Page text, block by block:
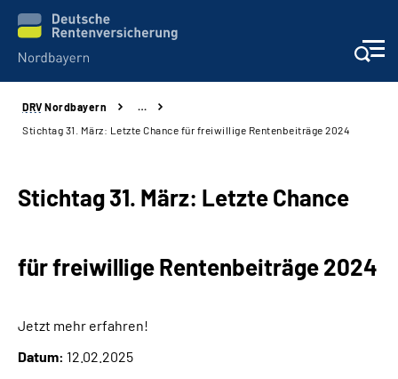
Online-Services
Beratung und Kontakt
Reha-Kliniken
Karriere
DRV Nordbayern
…
Stichtag 31. März: Letzte Chance für freiwillige Rentenbeiträge 2024
Stichtag 31. März: Letzte Chance
für freiwillige Rentenbeiträge 2024
Jetzt mehr erfahren!
Datum: 12.02.2025